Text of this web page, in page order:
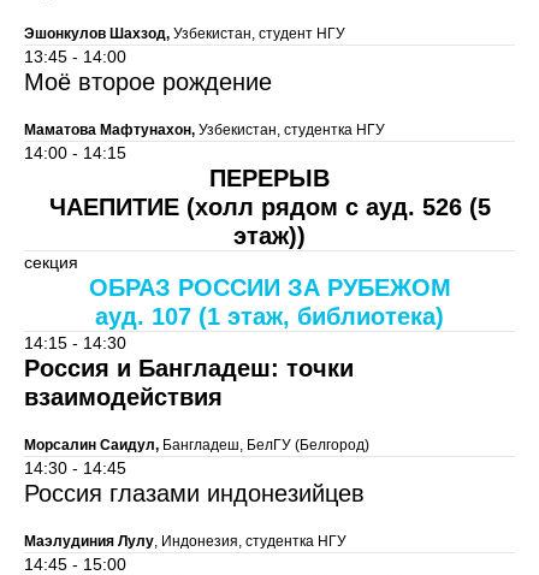
Эшонкулов Шахзод, Узбекистан, студент НГУ
13:45 - 14:00
Моё второе рождение
Маматова Мафтунахон, Узбекистан, студентка НГУ
14:00 - 14:15
ПЕРЕРЫВ
ЧАЕПИТИЕ (холл рядом с ауд. 526 (5
этаж))
секция
ОБРАЗ РОССИИ ЗА РУБЕЖОМ
ауд. 107 (1 этаж, библиотека)
14:15 - 14:30
Россия и Бангладеш: точки
взаимодействия
Морсалин Саидул, Бангладеш, БелГУ (Белгород)
14:30 - 14:45
Россия глазами индонезийцев
Маэлудиния Лулу, Индонезия, студентка НГУ
14:45 - 15:00